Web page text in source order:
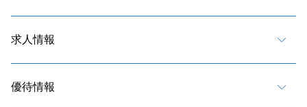
求人情報
優待情報